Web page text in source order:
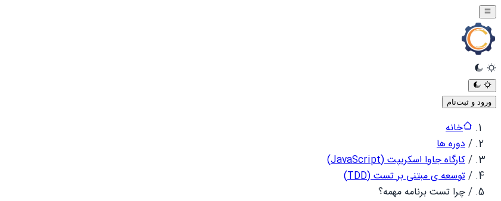
ورود و ثبت‌نام
خانه
/دوره ها
/کارگاه جاوا اسکریپت (JavaScript)
/توسعه ی مبتنی بر تست (TDD)
/چرا تست برنامه مهمه؟